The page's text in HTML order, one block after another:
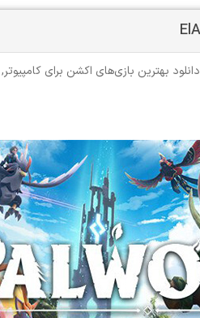
دانلود بهترین بازی‌های اکشن برای کامپیوتر,